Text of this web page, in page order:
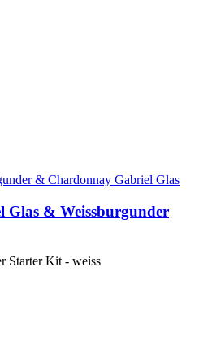
Glas & Weissburgunder
Starter Kit - weiss